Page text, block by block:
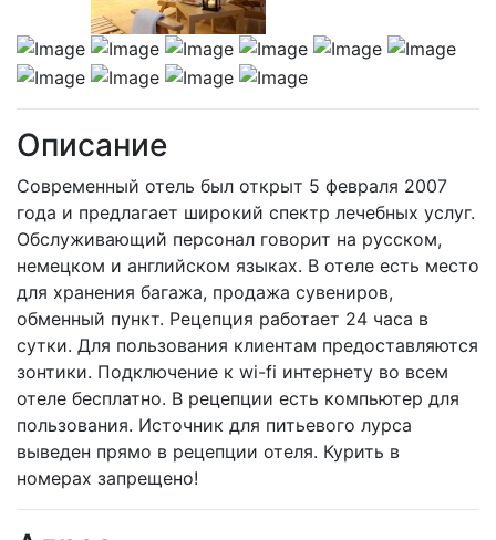
Описание
Современный отель был открыт 5 февраля 2007
года и предлагает широкий спектр лечебных услуг.
Обслуживающий персонал говорит на русском,
немецком и английском языках. В отеле есть место
для хранения багажа, продажа сувениров,
обменный пункт. Рецепция работает 24 часа в
сутки. Для пользования клиентам предоставляются
зонтики. Подключение к wi-fi интернету во всем
отеле бесплатно. В рецепции есть компьютер для
пользования. Источник для питьевого лурса
выведен прямо в рецепции отеля. Курить в
номерах запрещено!